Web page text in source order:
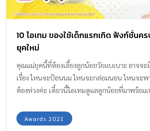
เบาแรงเบาใจคุณแม่ขึ้นเยอะแน่นอน และที่สำคัญ